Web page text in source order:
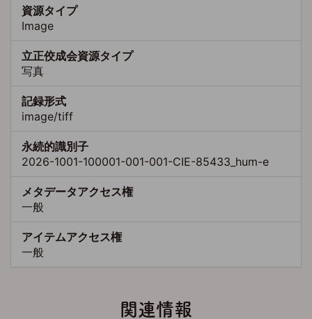
資源タイプ
Image
立正佼成会資源タイプ
写真
記録形式
image/tiff
永続的識別子
2026-1001-100001-001-001-CIE-85433_hum-e
メタデータアクセス権
一般
アイテムアクセス権
一般
関連情報